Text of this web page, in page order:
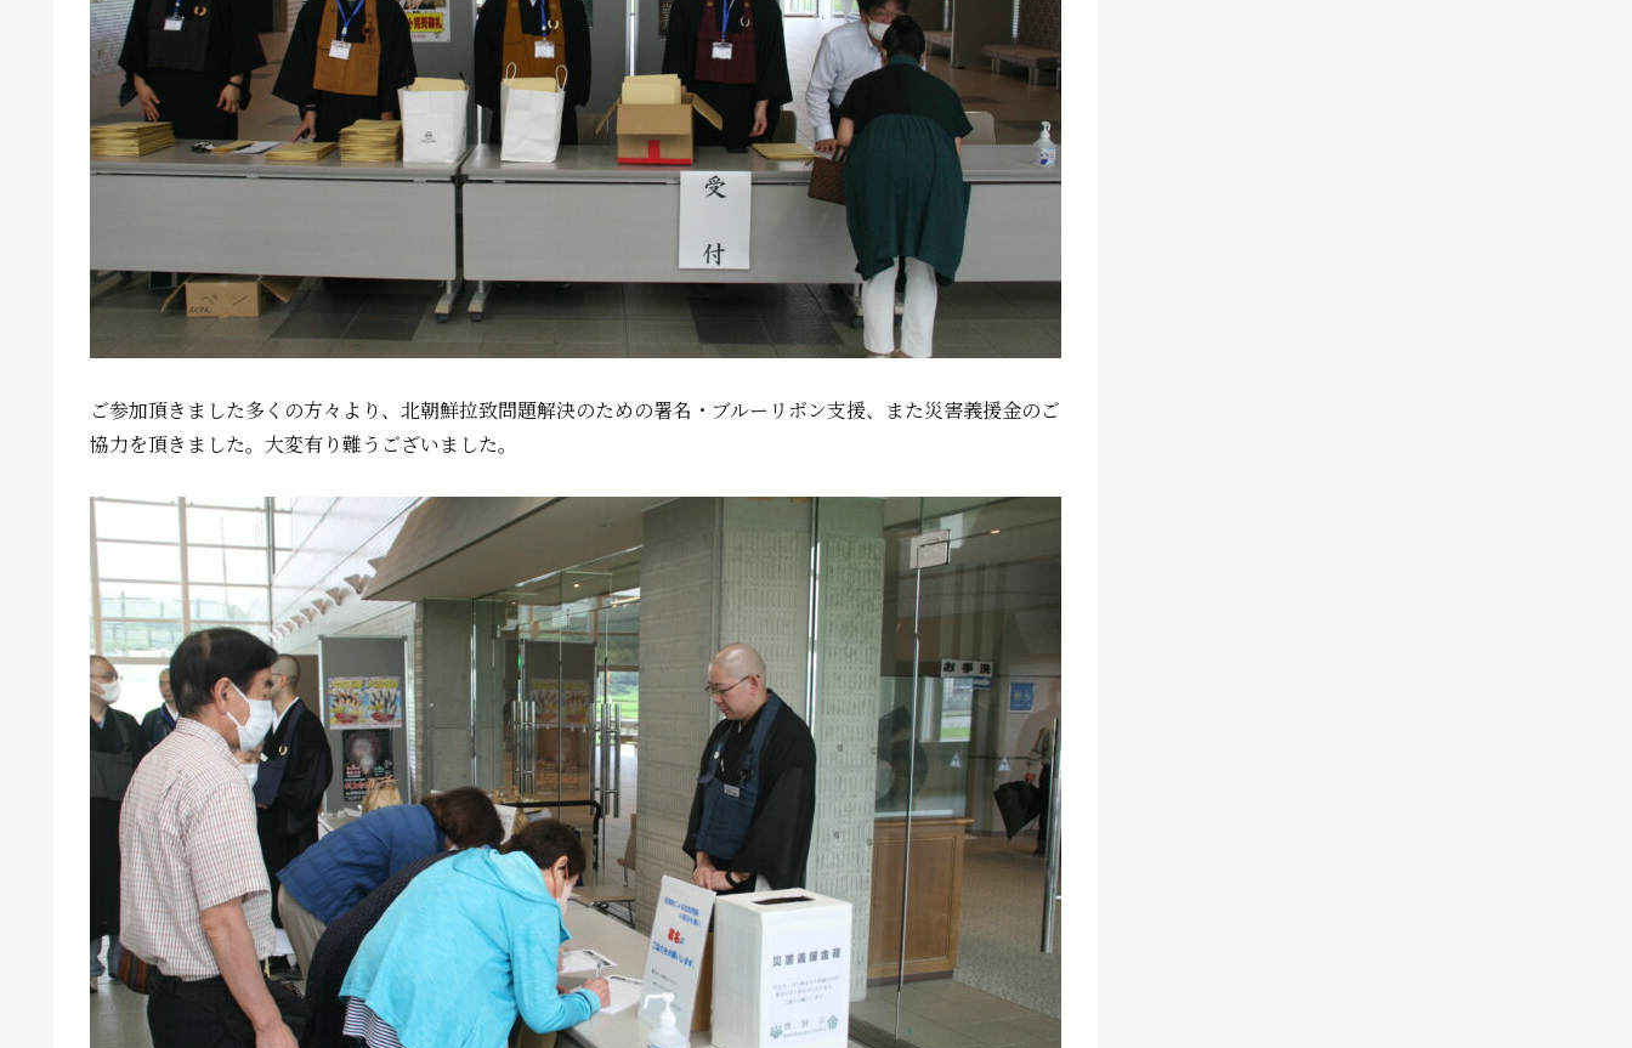
ご参加頂きました多くの方々より、北朝鮮拉致問題解決のための署名・ブルーリボン支援、また災害義援金のご
協力を頂きました。大変有り難うございました。